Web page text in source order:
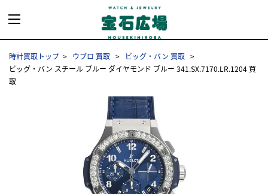
時計買取トップ ウブロ 買取
ビッグ・バン 買取
ビッグ・バン スチール ブルー ダイヤモンド ブルー 341.SX.7170.LR.1204 買
取